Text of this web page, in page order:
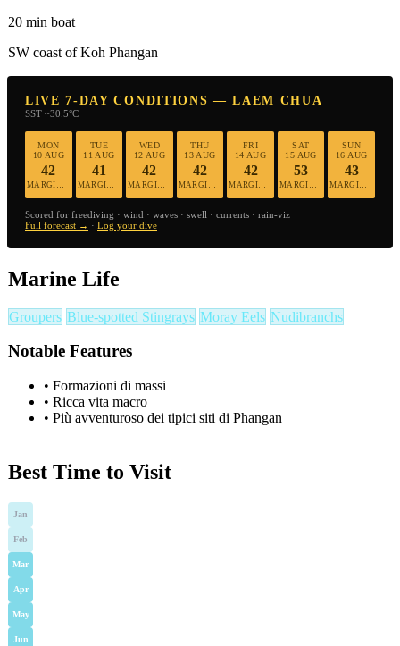
20 min boat
SW coast of Koh Phangan
LIVE 7-DAY CONDITIONS — LAEM CHUA
SST ~30.5°C
MON
10 AUG
42
TUE
11 AUG
41
WED
12 AUG
42
MARGINAL
THU
13 AUG
42
FRI
14 AUG
42
SAT
15 AUG
53
SUN
16 AUG
43
Scored for freediving · wind · waves · swell · currents · rain-viz
Full forecast → · Log your dive
Marine Life
Groupers Blue-spotted Stingrays Moray Eels Nudibranchs
Notable Features
• Formazioni di massi
• Ricca vita macro
• Più avventuroso dei tipici siti di Phangan
Best Time to Visit
Jan
Feb
Mar
Apr
May
Jun